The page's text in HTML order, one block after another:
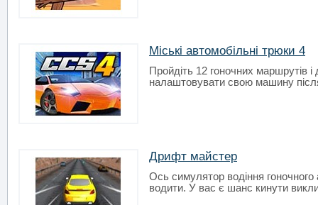
Міські автомобільні трюки 4
Пройдіть 12 гоночних маршрутів
налаштовувати свою машину
Дрифт майстер
Ось симулятор водіння
водити. У вас є шанс кинути